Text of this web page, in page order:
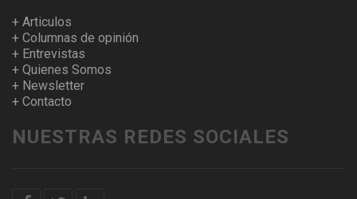
+ Articulos
+ Columnas de opinión
+ Entrevistas
+ Quienes Somos
+ Newsletter
+ Contacto
NUESTRAS REDES SOCIALES